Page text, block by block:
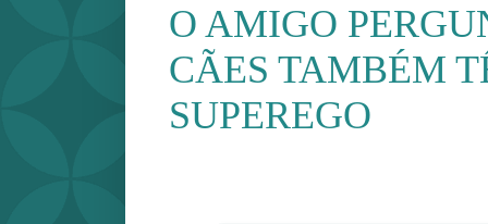
O AMIGO
CÃES TAMBÉM
SUPEREGO